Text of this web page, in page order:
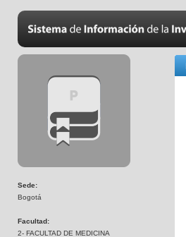
Sede:
Bogotá
Facultad:
2- FACULTAD DE MEDICINA